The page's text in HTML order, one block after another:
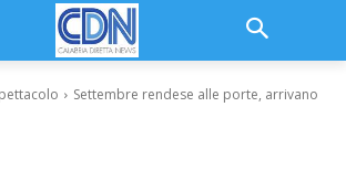
Settembre rendese alle porte, arrivano